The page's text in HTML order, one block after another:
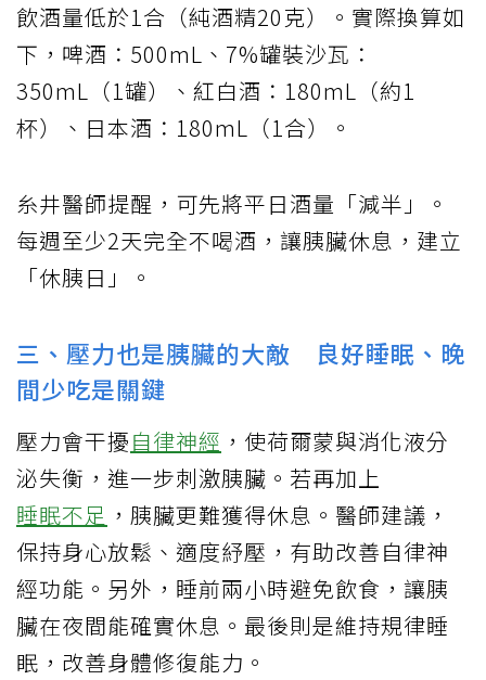
飲酒量低於1合（純酒精20克）。實際換算如
下，啤酒：500mL、7%罐裝沙瓦：
350mL（1罐）、紅白酒：180mL（約1
杯）、日本酒：180mL（1合）。
糸井醫師提醒，可先將平日酒量「減半」。
每週至少2天完全不喝酒，讓胰臟休息，建立
「休胰日」。
三、壓力也是胰臟的大敵 良好睡眠、晚
間少吃是關鍵
壓力會干擾自律神經 ，使荷爾蒙與消化液分
泌失衡，進一步刺激胰臟。若再加上
睡眠不足 ，胰臟更難獲得休息。醫師建議，
保持身心放鬆、適度紓壓，有助改善自律神
經功能。另外，睡前兩小時避免飲食，讓胰
臟在夜間能確實休息。最後則是維持規律睡
眠，改善身體修復能力。